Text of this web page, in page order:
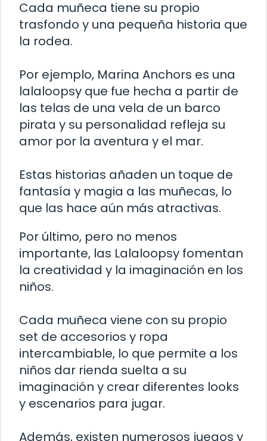
Cada muñeca tiene su propio
trasfondo y una pequeña historia que
la rodea.
Por ejemplo, Marina Anchors es una
lalaloopsy que fue hecha a partir de
las telas de una vela de un barco
pirata y su personalidad refleja su
amor por la aventura y el mar.
Estas historias añaden un toque de
fantasía y magia a las muñecas, lo
que las hace aún más atractivas.
Por último, pero no menos
importante, las Lalaloopsy fomentan
la creatividad y la imaginación en los
niños.
Cada muñeca viene con su propio
set de accesorios y ropa
intercambiable, lo que permite a los
niños dar rienda suelta a su
imaginación y crear diferentes looks
y escenarios para jugar.
Además, existen numerosos juegos y